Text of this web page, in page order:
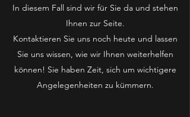
In diesem Fall sind wir für Sie da und stehen
Ihnen zur Seite.
Kontaktieren Sie uns noch heute und lassen
Sie uns wissen, wie wir Ihnen weiterhelfen
können! Sie haben Zeit, sich um wichtigere
Angelegenheiten zu kümmern.